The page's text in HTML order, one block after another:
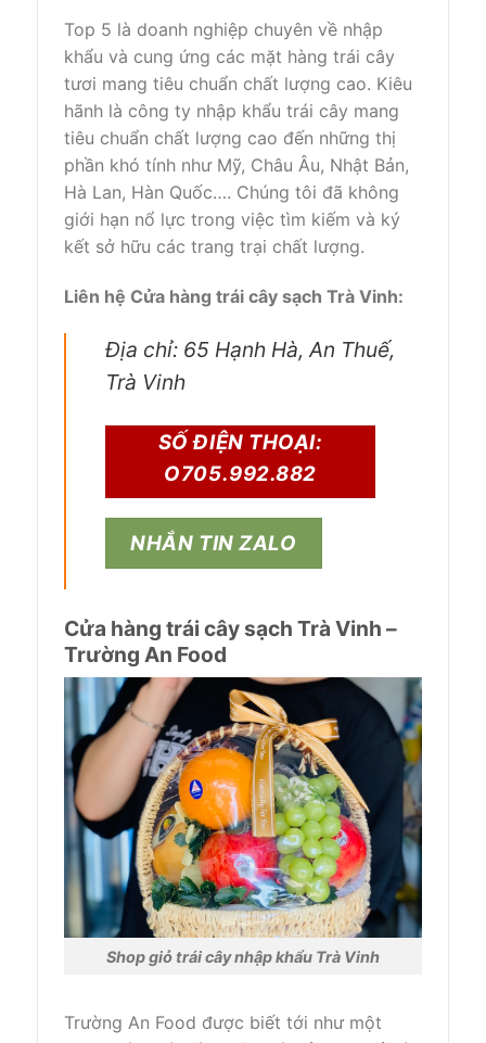
Top 5 là doanh nghiệp chuyên về nhập
khẩu và cung ứng các mặt hàng trái cây
tươi mang tiêu chuẩn chất lượng cao. Kiêu
hãnh là công ty nhập khẩu trái cây mang
tiêu chuẩn chất lượng cao đến những thị
phần khó tính như Mỹ, Châu Âu, Nhật Bản,
Hà Lan, Hàn Quốc…. Chúng tôi đã không
giới hạn nổ lực trong việc tìm kiếm và ký
kết sở hữu các trang trại chất lượng.
Liên hệ Cửa hàng trái cây sạch Trà Vinh:
Địa chỉ: 65 Hạnh Hà, An Thuế,
Trà Vinh
SỐ ĐIỆN THOẠI:
O705.992.882
NHẮN TIN ZALO
Cửa hàng trái cây sạch Trà Vinh –
Trường An Food
Shop giỏ trái cây nhập khẩu Trà Vinh
Trường An Food được biết tới như một